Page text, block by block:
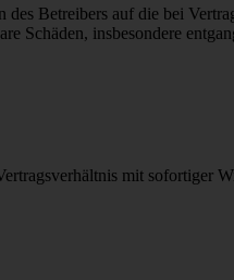
Betreibers auf die bei
Schäden, insbesondere
mit sofortiger